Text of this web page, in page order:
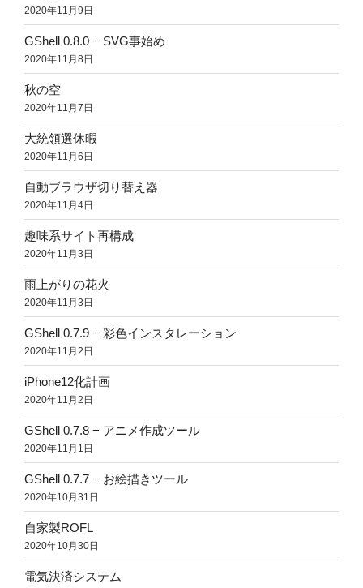
2020年11月9日
GShell 0.8.0 − SVG事始め
2020年11月8日
秋の空
2020年11月7日
大統領選休暇
2020年11月6日
自動ブラウザ切り替え器
2020年11月4日
趣味系サイト再構成
2020年11月3日
雨上がりの花火
2020年11月3日
GShell 0.7.9 − 彩色インスタレーション
2020年11月2日
iPhone12化計画
2020年11月2日
GShell 0.7.8 − アニメ作成ツール
2020年11月1日
GShell 0.7.7 − お絵描きツール
2020年10月31日
自家製ROFL
2020年10月30日
電気決済システム